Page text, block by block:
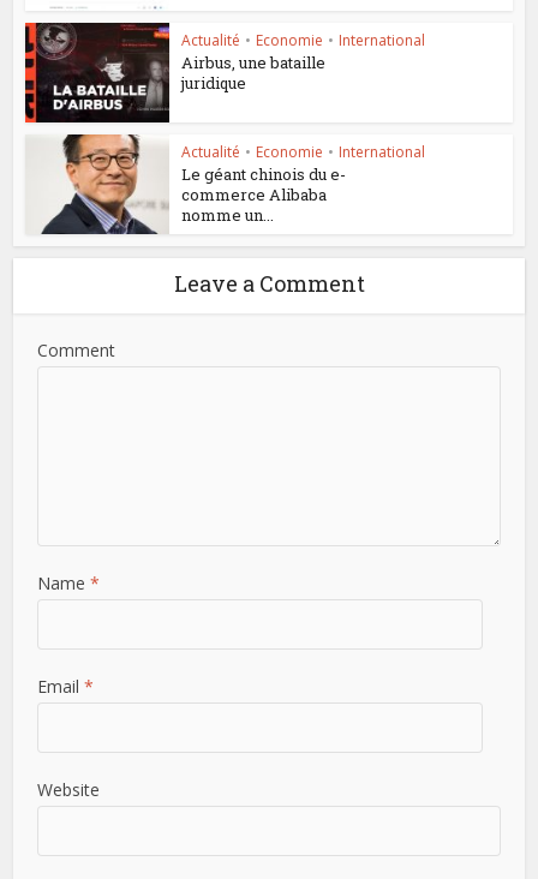
Actualité • Economie • International
Airbus, une bataille
juridique
Actualité • Economie • International
Le géant chinois du e-
commerce Alibaba
nomme un...
Leave a Comment
Comment
Name *
Email *
Website